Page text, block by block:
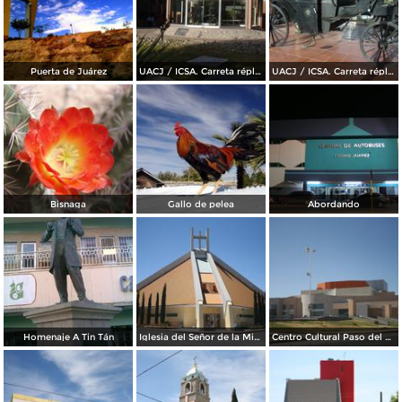
Puerta de Juárez UACJ / ICSA. Carreta réplica de la transportó a Benito Juárez hasta Paso del Norte UACJ / ICSA. Carreta réplica de la transportó a Benito Juárez hasta Paso del Norte
Bisnaga Gallo de pelea Abordando
Homenaje A Tin Tán Iglesia del Señor de la Misericordia Centro Cultural Paso del Norte